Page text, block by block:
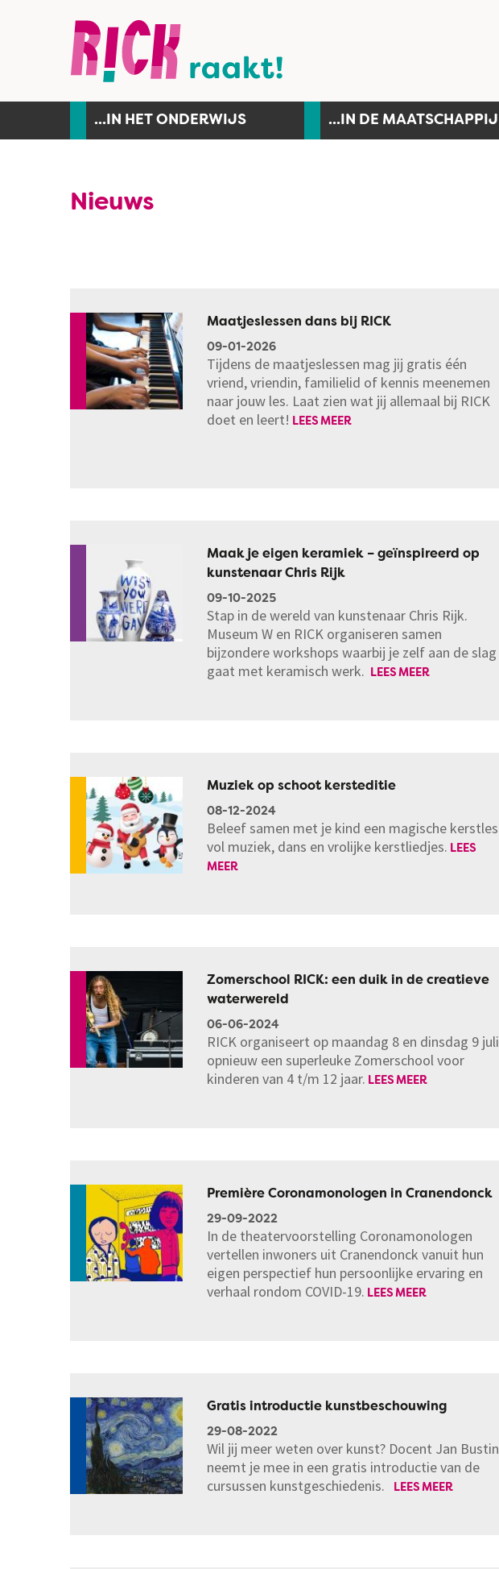
...IN HET ONDERWIJS ...IN DE MAATSCHAPPIJ
Nieuws
Maatjeslessen dans bij RICK
09-01-2026
Tijdens de maatjeslessen mag jij gratis één
vriend, vriendin, familielid of kennis meenemen
naar jouw les. Laat zien wat jij allemaal bij RICK
doet en leert! LEES MEER
Maak je eigen keramiek – geïnspireerd op
kunstenaar Chris Rijk
09-10-2025
Stap in de wereld van kunstenaar Chris Rijk.
Museum W en RICK organiseren samen
bijzondere workshops waarbij je zelf aan de slag
gaat met keramisch werk.
LEES MEER
Muziek op schoot kersteditie
08-12-2024
Beleef samen met je kind een magische kerstles
vol muziek, dans en vrolijke kerstliedjes. LEES
MEER
Zomerschool RICK: een duik in de creatieve
waterwereld
06-06-2024
RICK organiseert op maandag 8 en dinsdag 9 juli
opnieuw een superleuke Zomerschool voor
kinderen van 4 t/m 12 jaar. LEES MEER
Première Coronamonologen in Cranendonck
29-09-2022
In de theatervoorstelling Coronamonologen
vertellen inwoners uit Cranendonck vanuit hun
eigen perspectief hun persoonlijke ervaring en
verhaal rondom COVID-19. LEES MEER
Gratis introductie kunstbeschouwing
29-08-2022
Wil jij meer weten over kunst? Docent Jan Bustin
neemt je mee in een gratis introductie van de
cursussen kunstgeschiedenis.
LEES MEER